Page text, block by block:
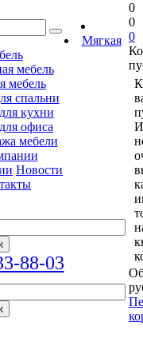
Мягкая
мебель
мебель
спальни
кухни
офиса
мебели
Новости
88-03
0
0
0